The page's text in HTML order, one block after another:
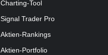
Charting-Tool
Signal Trader Pro
Aktien-Rankings
Aktien-Portfolio